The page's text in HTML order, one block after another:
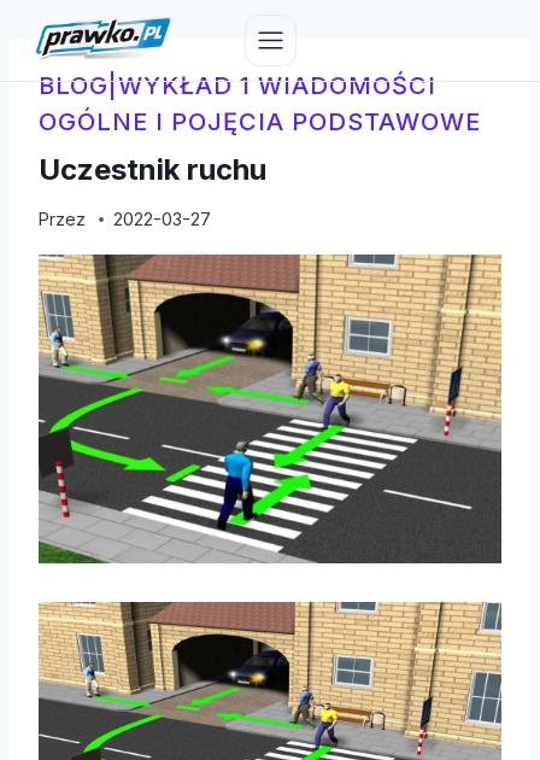
treściBLOG|WYKŁAD 1 WIADOMOŚCI
OGÓLNE I POJĘCIA PODSTAWOWE
Uczestnik ruchu
Przez 2022-03-27